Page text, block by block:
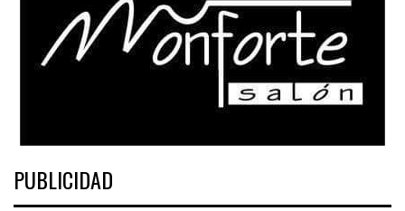
PUBLICIDAD